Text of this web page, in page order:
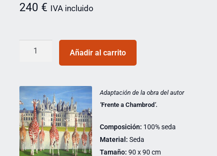
240 € IVA incluido
Añadir al carrito
Adaptación de la obra del autor
‘Frente a Chambrod ‘.
Composición: 100% seda
Material: Seda
Tamaño: 90 x 90 cm